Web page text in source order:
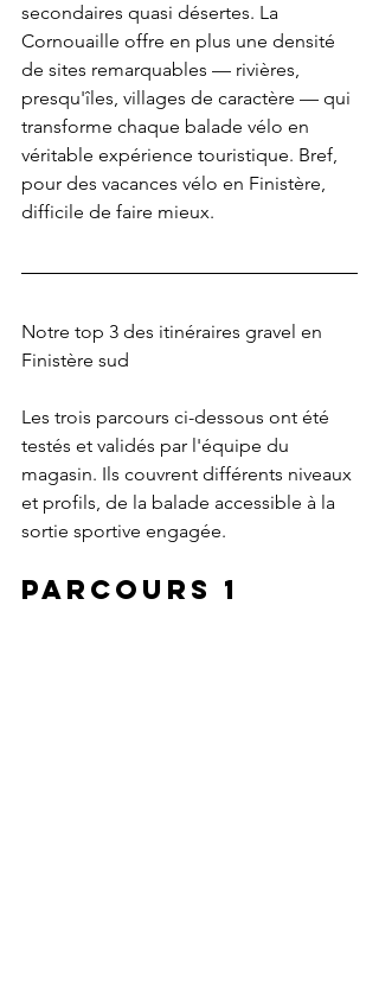
secondaires quasi désertes. La
Cornouaille offre en plus une densité
de sites remarquables — rivières,
presqu'îles, villages de caractère — qui
transforme chaque balade vélo en
véritable expérience touristique. Bref,
pour des vacances vélo en Finistère,
difficile de faire mieux.
Notre top 3 des itinéraires gravel en
Finistère sud
Les trois parcours ci-dessous ont été
testés et validés par l'équipe du
magasin. Ils couvrent différents niveaux
et profils, de la balade accessible à la
sortie sportive engagée.
Parcours 1